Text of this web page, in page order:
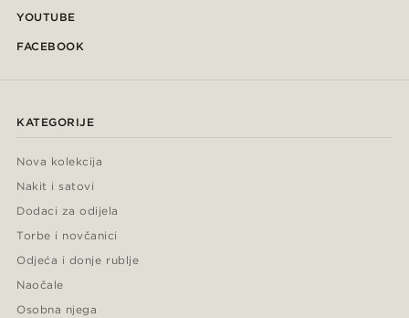
YOUTUBE
FACEBOOK
KATEGORIJE
Nova kolekcija
Nakit i satovi
Dodaci za odijela
Torbe i novčanici
Odjeća i donje rublje
Naočale
Osobna njega